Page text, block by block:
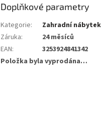
Doplňkové parametry
Kategorie:
Zahradní nábytek
Záruka:
24 měsíců
EAN:
3253924841342
Položka byla vyprodána…